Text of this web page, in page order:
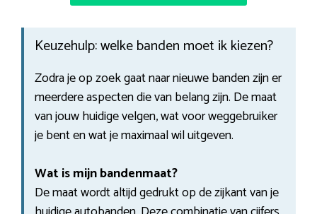
Keuzehulp: welke banden moet ik kiezen?
Zodra je op zoek gaat naar nieuwe banden zijn er
meerdere aspecten die van belang zijn. De maat
van jouw huidige velgen, wat voor weggebruiker
je bent en wat je maximaal wil uitgeven.
Wat is mijn bandenmaat?
De maat wordt altijd gedrukt op de zijkant van je